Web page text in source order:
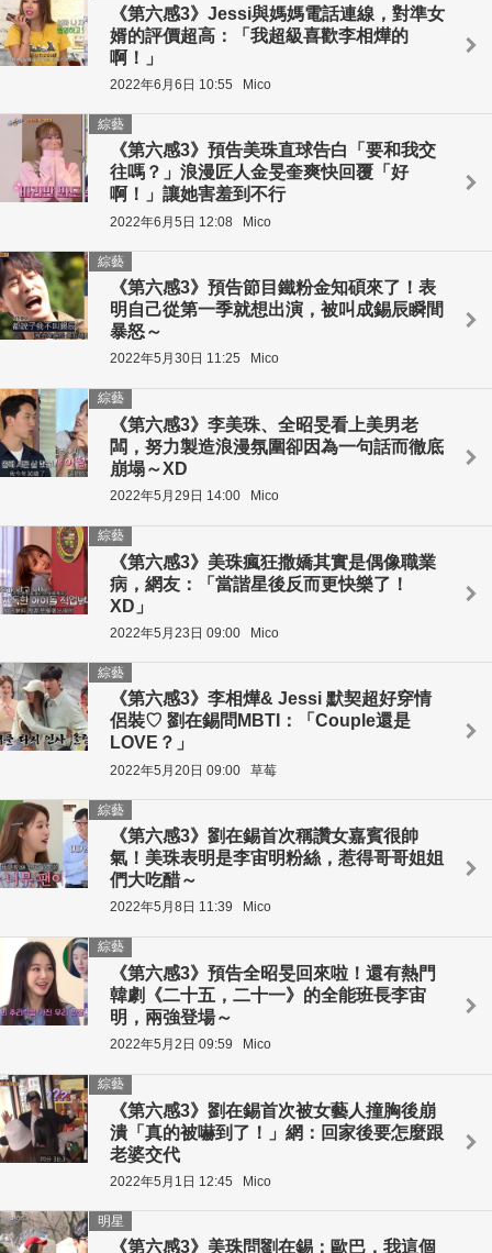
《第六感3》Jessi與媽媽電話連線，對準女
婿的評價超高：「我超級喜歡李相燁的
啊！」
2022年6月6日 10:55 Mico
《第六感3》預告美珠直球告白「要和我交
往嗎？」浪漫匠人金旻奎爽快回覆「好
啊！」讓她害羞到不行
綜藝
2022年6月5日 12:08 Mico
《第六感3》預告節目鐵粉金知碩來了！表
明自己從第一季就想出演，被叫成錫辰瞬間
暴怒～
綜藝
2022年5月30日 11:25 Mico
《第六感3》李美珠、全昭旻看上美男老
闆，努力製造浪漫氛圍卻因為一句話而徹底
崩塌～XD
綜藝
2022年5月29日 14:00 Mico
《第六感3》美珠瘋狂撒嬌其實是偶像職業
病，網友：「當諧星後反而更快樂了！
XD」
綜藝
2022年5月23日 09:00 Mico
《第六感3》李相燁& Jessi 默契超好穿情
侶裝♡ 劉在錫問MBTI：「Couple還是
LOVE？」
綜藝
2022年5月20日 09:00 草莓
《第六感3》劉在錫首次稱讚女嘉賓很帥
氣！美珠表明是李宙明粉絲，惹得哥哥姐姐
們大吃醋～
綜藝
2022年5月8日 11:39 Mico
《第六感3》預告全昭旻回來啦！還有熱門
韓劇《二十五，二十一》的全能班長李宙
明，兩強登場～
綜藝
2022年5月2日 09:59 Mico
《第六感3》劉在錫首次被女藝人撞胸後崩
潰「真的被嚇到了！」網：回家後要怎麼跟
老婆交代
綜藝
2022年5月1日 12:45 Mico
《第六感3》美珠問劉在錫：歐巴，我這個
明星